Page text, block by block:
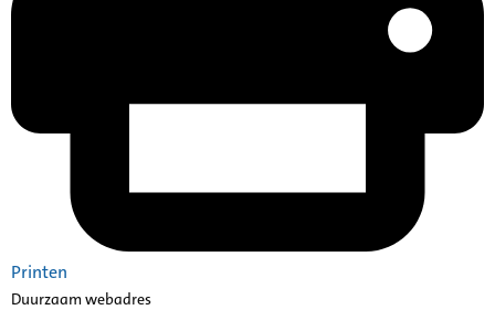
Printen
Duurzaam webadres